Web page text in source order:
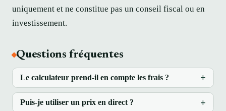
uniquement et ne constitue pas un conseil fiscal ou en
investissement.
Questions fréquentes
Le calculateur prend-il en compte les frais ?
Puis-je utiliser un prix en direct ?